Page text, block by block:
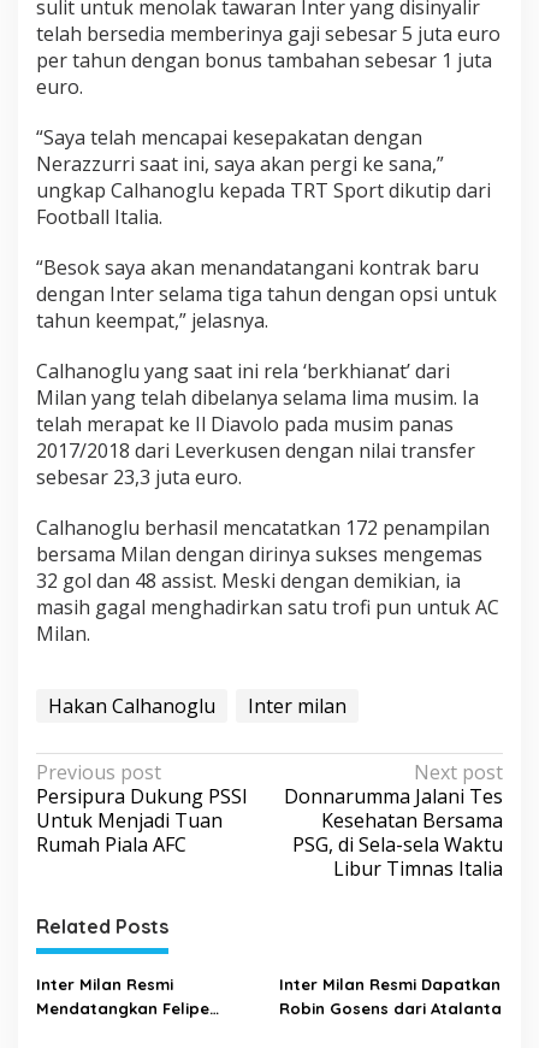
sulit untuk menolak tawaran Inter yang disinyalir
telah bersedia memberinya gaji sebesar 5 juta euro
per tahun dengan bonus tambahan sebesar 1 juta
euro.
“Saya telah mencapai kesepakatan dengan
Nerazzurri saat ini, saya akan pergi ke sana,”
ungkap Calhanoglu kepada TRT Sport dikutip dari
Football Italia.
“Besok saya akan menandatangani kontrak baru
dengan Inter selama tiga tahun dengan opsi untuk
tahun keempat,” jelasnya.
Calhanoglu yang saat ini rela ‘berkhianat’ dari
Milan yang telah dibelanya selama lima musim. Ia
telah merapat ke Il Diavolo pada musim panas
2017/2018 dari Leverkusen dengan nilai transfer
sebesar 23,3 juta euro.
Calhanoglu berhasil mencatatkan 172 penampilan
bersama Milan dengan dirinya sukses mengemas
32 gol dan 48 assist. Meski dengan demikian, ia
masih gagal menghadirkan satu trofi pun untuk AC
Milan.
Hakan Calhanoglu Inter milan
P
o
s
n
a
v
i
Previous post
Persipura Dukung PSSI
Untuk Menjadi Tuan
Rumah Piala AFC
Next post
Donnarumma Jalani Tes
Kesehatan Bersama
PSG, di Sela-sela Waktu
Libur Timnas Italia
Related Posts
Inter Milan Resmi
Mendatangkan Felipe
Inter Milan Resmi Dapatkan
Robin Gosens dari Atalanta